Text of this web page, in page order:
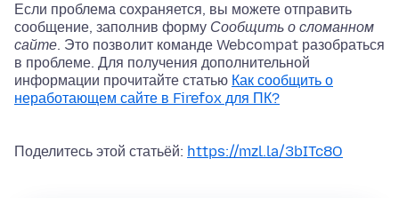
Если проблема сохраняется, вы можете отправить
сообщение, заполнив форму Сообщить о сломанном
сайте. Это позволит команде Webcompat разобраться
в проблеме. Для получения дополнительной
информации прочитайте статью Как сообщить о
неработающем сайте в Firefox для ПК?
Поделитесь этой статьёй: https://mzl.la/3bITc8O